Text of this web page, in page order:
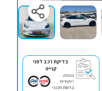
בדיקת רכב לפני
קנייה
הנחה
ייחודית
ברשת מכוני